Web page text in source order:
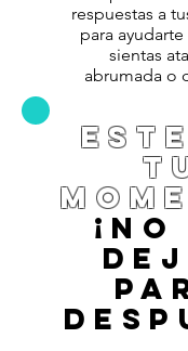
respuestas a
para
sientas
abrumada o